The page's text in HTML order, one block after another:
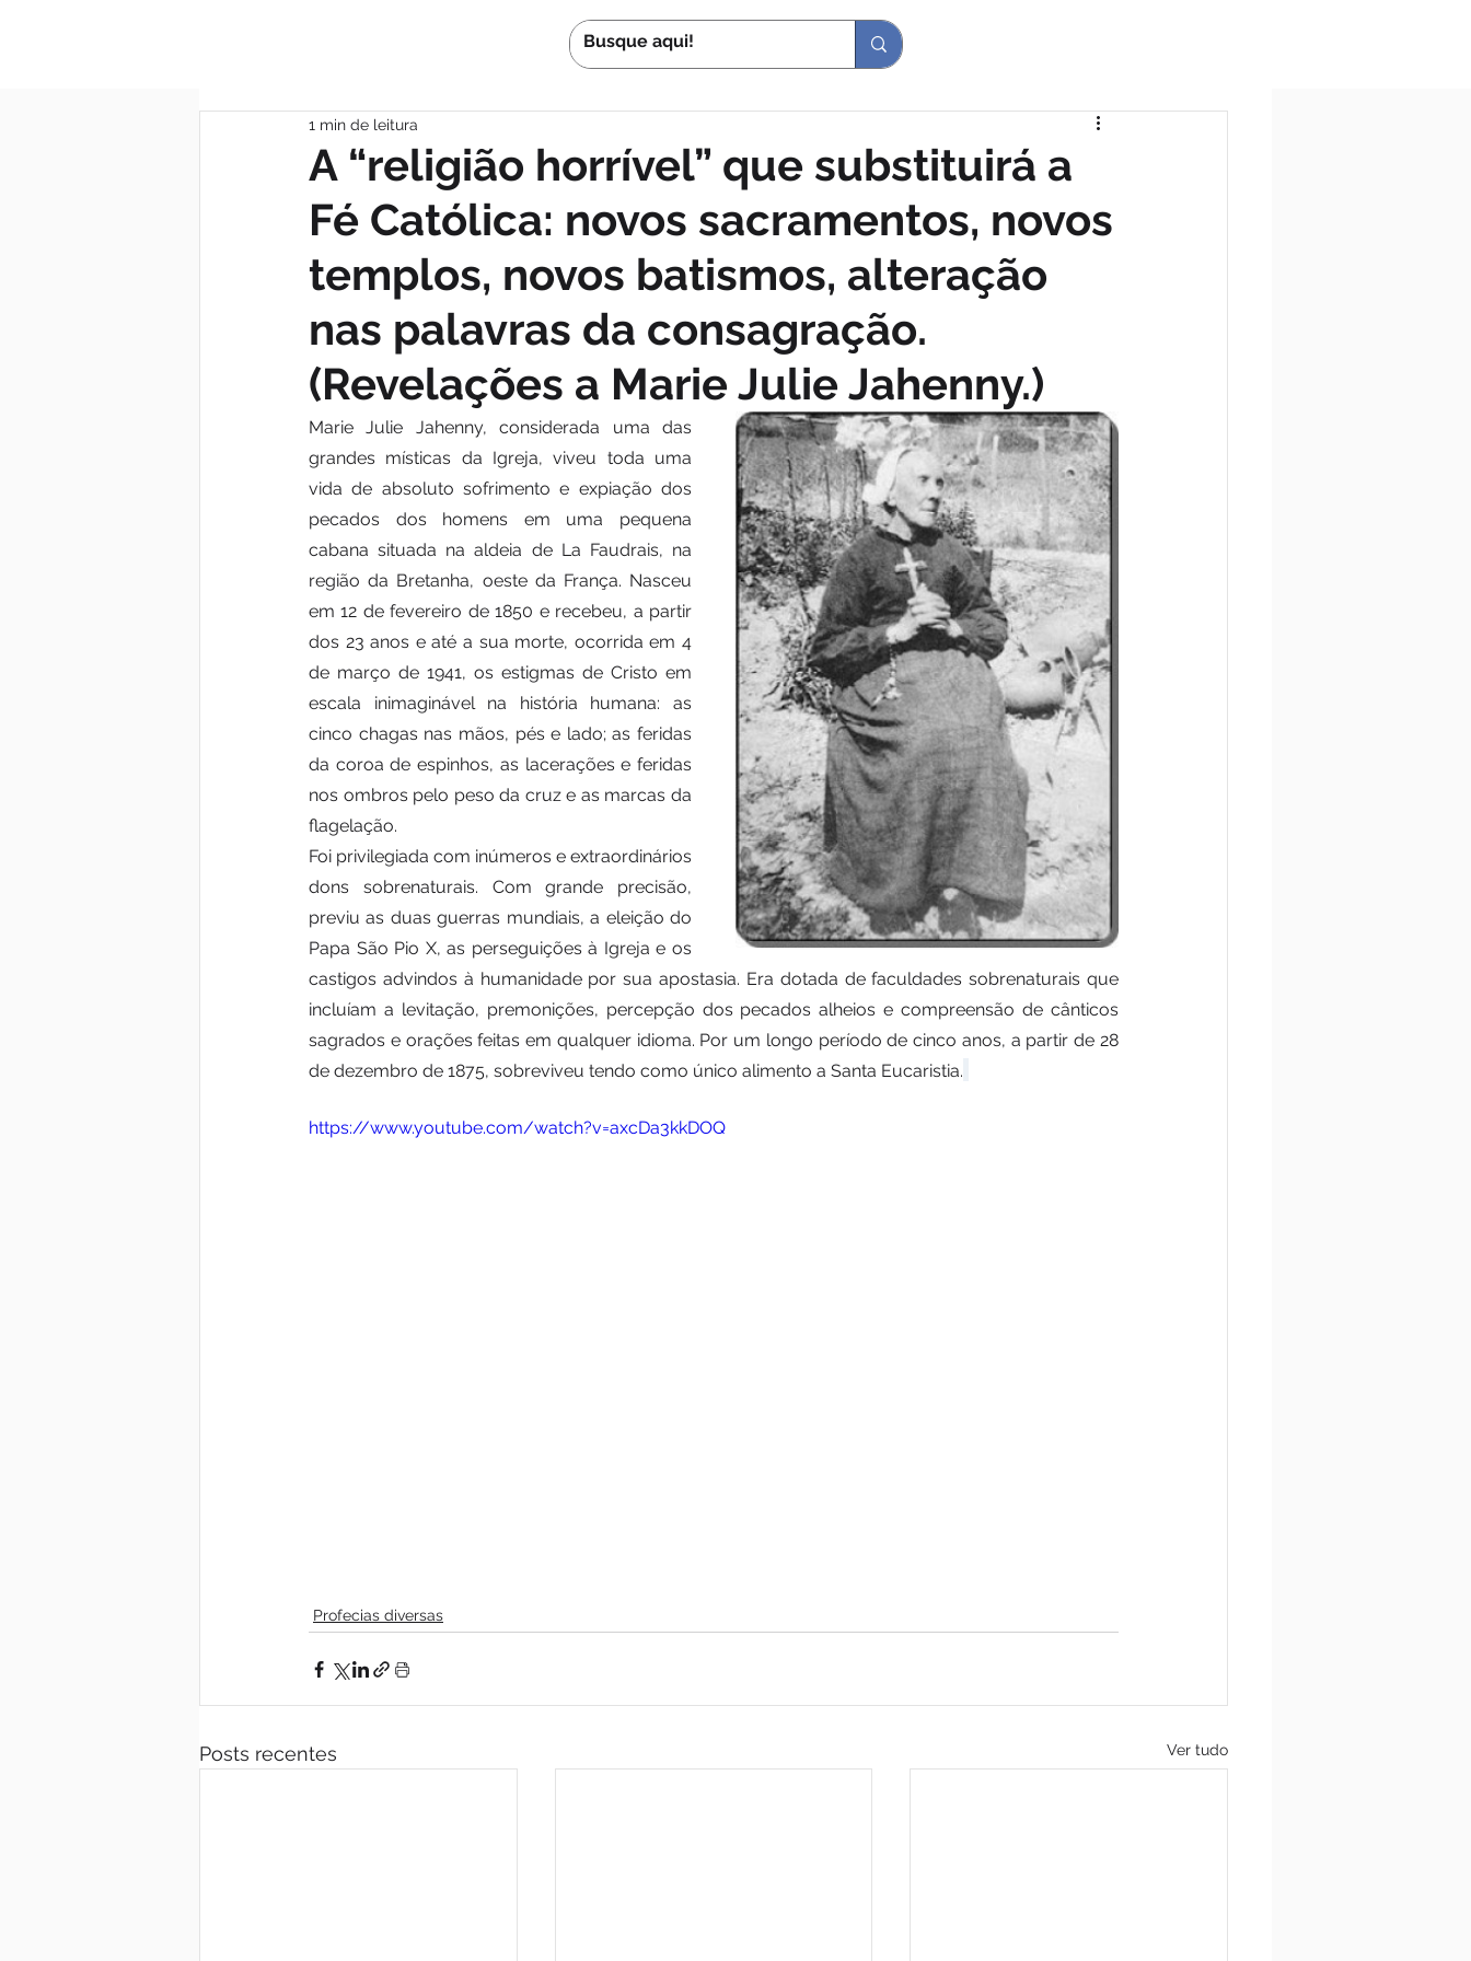
A “religião horrível” que substituirá a
Fé Católica: novos sacramentos, novos
templos, novos batismos, alteração
nas palavras da consagração.
(Revelações a Marie Julie Jahenny.)
1 min de leitura
Marie Julie Jahenny, considerada uma das
grandes místicas da Igreja, viveu toda uma
vida de absoluto sofrimento e expiação dos
pecados dos homens em uma pequena
cabana situada na aldeia de La Faudrais, na
região da Bretanha, oeste da França. Nasceu
em 12 de fevereiro de 1850 e recebeu, a partir
dos 23 anos e até a sua morte, ocorrida em 4
de março de 1941, os estigmas de Cristo em
escala inimaginável na história humana: as
cinco chagas nas mãos, pés e lado; as feridas
da coroa de espinhos, as lacerações e feridas
nos ombros pelo peso da cruz e as marcas da
flagelação.
Foi privilegiada com inúmeros e extraordinários
dons sobrenaturais. Com grande precisão,
previu as duas guerras mundiais, a eleição do
Papa São Pio X, as perseguições à Igreja e os
castigos advindos à humanidade por sua apostasia. Era dotada de faculdades sobrenaturais que
incluíam a levitação, premonições, percepção dos pecados alheios e compreensão de cânticos
sagrados e orações feitas em qualquer idioma. Por um longo período de cinco anos, a partir de 28
de dezembro de 1875, sobreviveu tendo como único alimento a Santa Eucaristia.
https://www.youtube.com/watch?v=axcDa3kkDOQ
Profecias diversas
Posts recentes Ver tudo